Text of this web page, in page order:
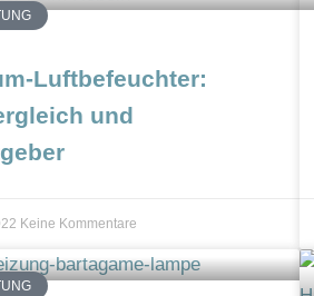
Luftbefeuchter:
und
Keine Kommentare